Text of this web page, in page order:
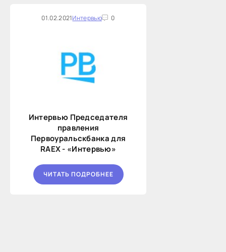
01.02.2021Интервью 0
Интервью Председателя
правления
Первоуральскбанка для
RAEX - «Интервью»
ЧИТАТЬ ПОДРОБНЕЕ